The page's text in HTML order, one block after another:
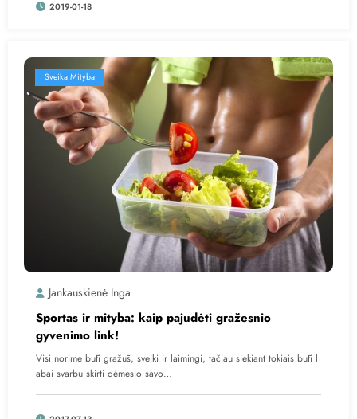
2019-01-18
Sveika Mityba
Jankauskienė Inga
Sportas ir mityba: kaip pajudėti gražesnio
gyvenimo link!
Visi norime būti gražūs, sveiki ir laimingi, tačiau siekiant tokiais būti l
abai svarbu skirti dėmesio savo…